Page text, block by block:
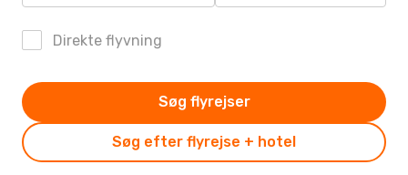
Direkte flyvning
Søg efter flyrejse + hotel
Søg flyrejser